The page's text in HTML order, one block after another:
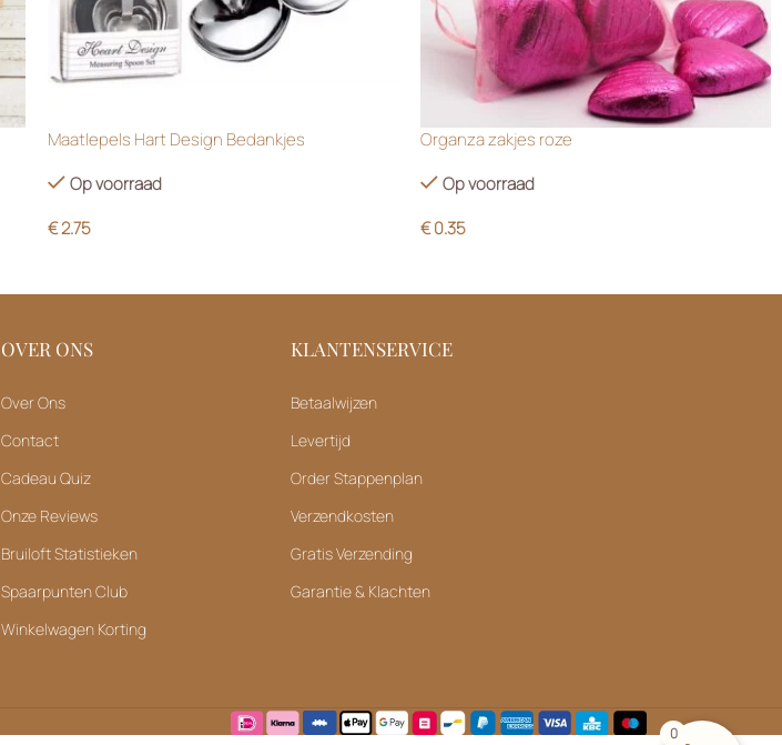
Maatlepels Hart Design Bedankjes
Op voorraad
€2.75
Organza zakjes roze
Op voorraad
€0.35
OVER ONS
Over Ons
Contact
Cadeau Quiz
Onze Reviews
Bruiloft Statistieken
Spaarpunten Club
Winkelwagen Korting
KLANTENSERVICE
Betaalwijzen
Levertijd
Order Stappenplan
Verzendkosten
Gratis Verzending
Garantie & Klachten
0